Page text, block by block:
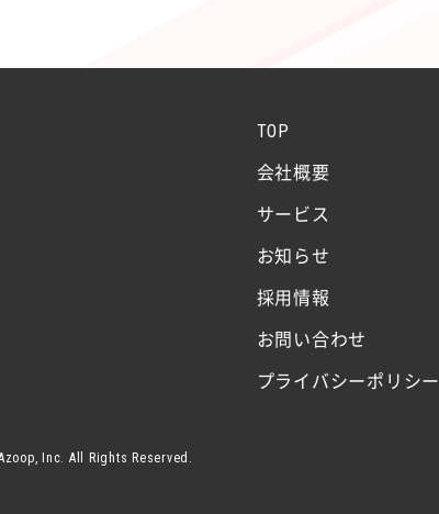
TOP
会社概要
サービス
お知らせ
採用情報
お問い合わせ
プライバシーポリシー
Inc. All Rights Reserved.